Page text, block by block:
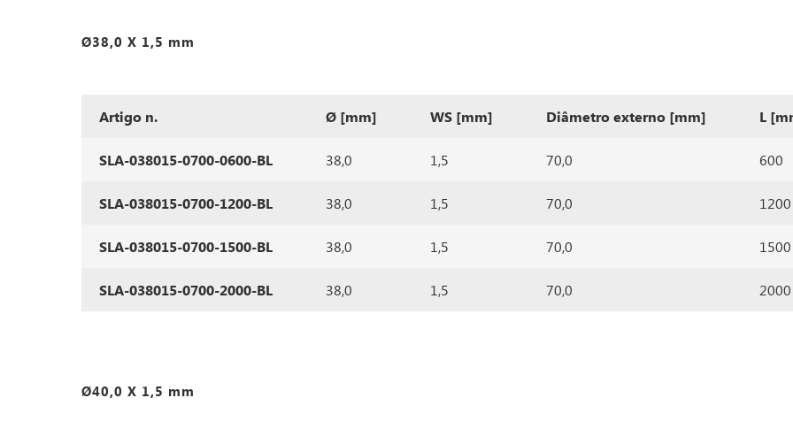
Ø38,0 X 1,5 mm
Artigo n. Ø [mm] WS [mm] Diâmetro externo [mm] L
SLA-038015-0700-0600-BL 38,0 1,5 70,0 600
SLA-038015-0700-1200-BL 38,0 1,5 70,0 1200
SLA-038015-0700-1500-BL 38,0 1,5 70,0 1500
SLA-038015-0700-2000-BL 38,0 1,5 70,0 2000
Ø40,0 X 1,5 mm